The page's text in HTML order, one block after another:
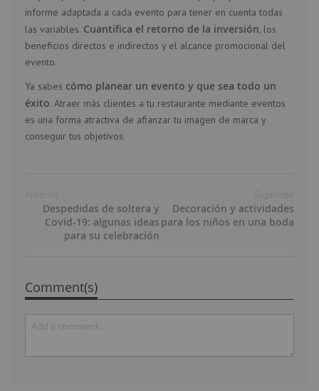
informe adaptada a cada evento para tener en cuenta todas
las variables. Cuantifica el retorno de la inversión, los
beneficios directos e indirectos y el alcance promocional del
evento.
Ya sabes cómo planear un evento y que sea todo un
éxito. Atraer más clientes a tu restaurante mediante eventos
es una forma atractiva de afianzar tu imagen de marca y
conseguir tus objetivos.
Despedidas de soltera y
Covid-19: algunas ideas
para su celebración
Decoración y actividades
para los niños en una boda
Comment(s)